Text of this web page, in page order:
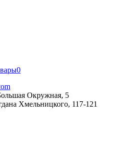
0
Окружная, 5
Хмельницкого, 117-121